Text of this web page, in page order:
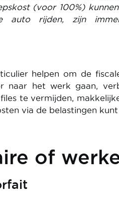
(voor 100%)
auto rijden, zijn
helpen om de
naar het werk gaan,
te vermijden,
via de belastingen kunt
of